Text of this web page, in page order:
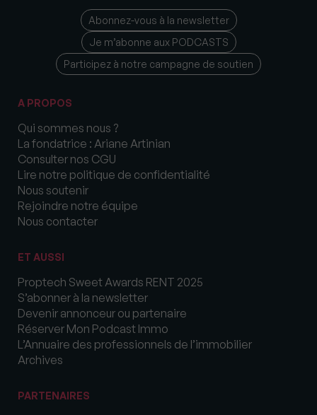
Abonnez-vous à la newsletter
Je m’abonne aux PODCASTS
Participez à notre campagne de soutien
A PROPOS
Qui sommes nous ?
La fondatrice : Ariane Artinian
Consulter nos CGU
Lire notre politique de confidentialité
Nous soutenir
Rejoindre notre équipe
Nous contacter
ET AUSSI
Proptech Sweet Awards RENT 2025
S’abonner à la newsletter
Devenir annonceur ou partenaire
Réserver Mon Podcast Immo
L’Annuaire des professionnels de l’immobilier
Archives
PARTENAIRES